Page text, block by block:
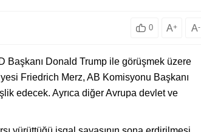
0 A+ A-
Başkanı Donald Trump ile görüşmek üzere
Friedrich Merz, AB Komisyonu Başkanı
edecek. Ayrıca diğer Avrupa devlet ve